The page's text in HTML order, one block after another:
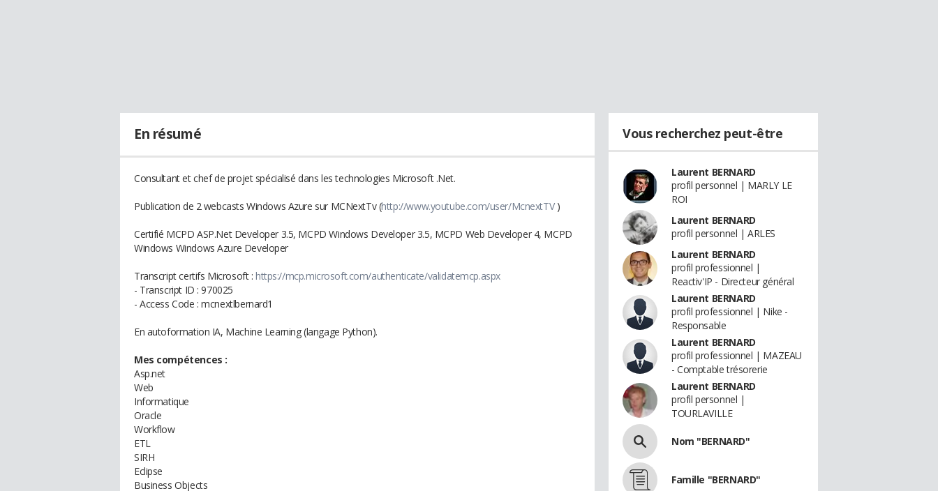
En résumé
Consultant et chef de projet spécialisé dans les technologies Microsoft .Net.
Publication de 2 webcasts Windows Azure sur MCNextTv (http://www.youtube.com/user/McnextTV)
Certifié MCPD ASP.Net Developer 3.5, MCPD Windows Developer 3.5, MCPD Web Developer 4, MCPD
Windows Windows Azure Developer
Transcript certifs Microsoft : https://mcp.microsoft.com/authenticate/validatemcp.aspx
- Transcript ID : 970025
- Access Code : mcnextlbernard1
En autoformation IA, Machine Learning (langage Python).
Mes compétences :
Asp.net
Web
Informatique
Oracle
Workflow
ETL
SIRH
Eclipse
Business Objects
Vous recherchez peut-être
Laurent BERNARD
profil personnel | MARLY LE
ROI
Laurent BERNARD
profil personnel | ARLES
Laurent BERNARD
profil professionnel |
Reactiv'IP - Directeur général
Laurent BERNARD
profil professionnel | Nike -
Responsable
Laurent BERNARD
profil professionnel | MAZEAU
- Comptable trésorerie
Laurent BERNARD
profil personnel |
TOURLAVILLE
Nom "BERNARD"
Famille "BERNARD"